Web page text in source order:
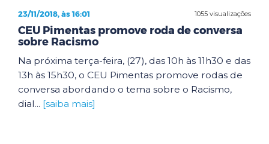
1055 visualizações
23/11/2018, às 16:01
CEU Pimentas promove roda de conversa
sobre Racismo
Na próxima terça-feira, (27), das 10h às 11h30 e das
13h às 15h30, o CEU Pimentas promove rodas de
conversa abordando o tema sobre o Racismo,
dial... [saiba mais]